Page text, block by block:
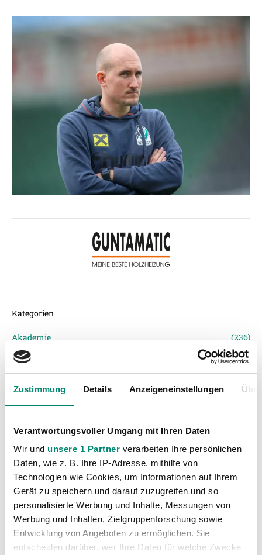
Zustimmung Details Anzeigeneinstellungen
Verantwortungsvoller Umgang mit Ihren Daten
Wir und unsere 1 Partner verarbeiten Ihre persönlichen
Daten, wie z. B. Ihre IP-Adresse, mithilfe von
Technologien wie Cookies, um Informationen auf Ihrem
Gerät zu speichern und darauf zuzugreifen und so
personalisierte Werbung und Inhalte, Messungen von
Werbung und Inhalten, Zielgruppenforschung sowie
Entwicklung von Angeboten zu ermöglichen. Sie
entscheiden darüber, wer Ihre Daten für welche Zwecke
Kategorien
Akademie
(236)
Allgemeine News
(606)
Damen
(6)
Junge Wikinger Ried
(413)
Nachwuchs
(74)
Profis
Ticketing
(91)
Unkategorisiert